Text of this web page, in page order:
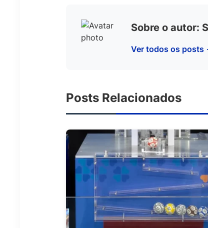
Sobre o autor:
Ver todos os posts
Posts Relacionados